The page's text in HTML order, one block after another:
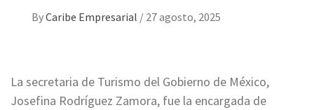
ByCaribe Empresarial / 27 agosto, 2025
La secretaria de Turismo del Gobierno de México,
Josefina Rodríguez Zamora, fue la encargada de